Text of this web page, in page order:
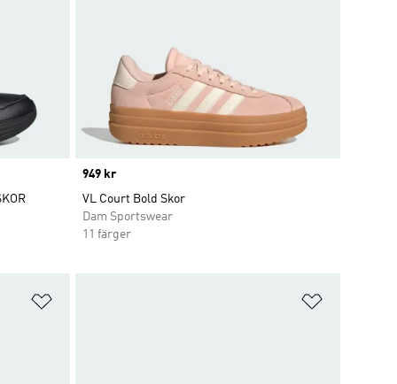
Price
949 kr
VL Court Bold Skor
Dam Sportswear
11 färger